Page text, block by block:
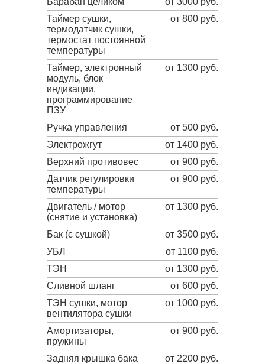
Таймер сушки,
термодатчик сушки,
термостат постоянной
температуры
от 800 руб.
Таймер, электронный
модуль, блок
индикации,
программирование
ПЗУ
от 1300 руб.
Ручка управления
от 500 руб.
Электрожгут
от 1400 руб.
Верхний противовес
от 900 руб.
Датчик регулировки
температуры
от 900 руб.
Двигатель / мотор
(снятие и установка)
от 1300 руб.
Бак (с сушкой)
от 3500 руб.
УБЛ
от 1100 руб.
ТЭН
от 1300 руб.
Сливной шланг
от 600 руб.
ТЭН сушки, мотор
вентилятора сушки
от 1000 руб.
Амортизаторы,
пружины
от 900 руб.
Задняя крышка бака
от 2200 руб.